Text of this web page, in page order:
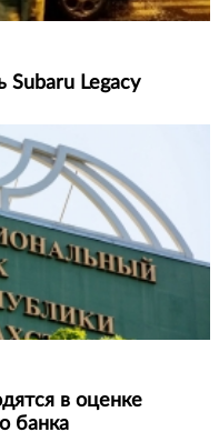
Subaru Legacy
в оценке
банка